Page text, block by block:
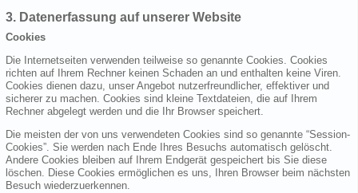
3. Datenerfassung auf unserer Website
Cookies
Die Internetseiten verwenden teilweise so genannte Cookies. Cookies
richten auf Ihrem Rechner keinen Schaden an und enthalten keine Viren.
Cookies dienen dazu, unser Angebot nutzerfreundlicher, effektiver und
sicherer zu machen. Cookies sind kleine Textdateien, die auf Ihrem
Rechner abgelegt werden und die Ihr Browser speichert.
Die meisten der von uns verwendeten Cookies sind so genannte “Session-
Cookies”. Sie werden nach Ende Ihres Besuchs automatisch gelöscht.
Andere Cookies bleiben auf Ihrem Endgerät gespeichert bis Sie diese
löschen. Diese Cookies ermöglichen es uns, Ihren Browser beim nächsten
Besuch wiederzuerkennen.